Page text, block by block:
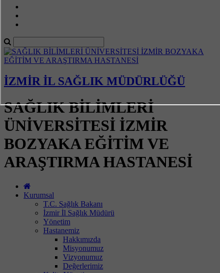
İZMİR İL SAĞLIK MÜDÜRLÜĞÜ
SAĞLIK BİLİMLERİ
ÜNİVERSİTESİ İZMİR
BOZYAKA EĞİTİM VE
ARAŞTIRMA HASTANESİ
Kurumsal
T.C. Sağlık Bakanı
İzmir İl Sağlık Müdürü
Yönetim
Hastanemiz
Hakkımızda
Misyonumuz
Vizyonumuz
Değerlerimiz